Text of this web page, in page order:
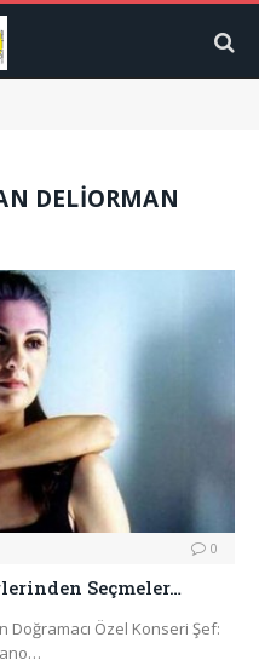
DELIORMAN
0
Seçmeler…
Doğramacı Özel Konseri Şef: